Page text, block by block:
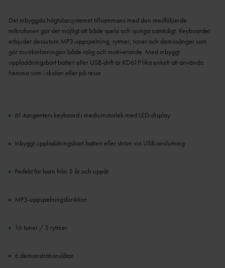
Det inbyggda högtalarsystemet tillsammans med den medföljande
mikrofonen gör det möjligt att både spela och sjunga samtidigt. Keyboardet
erbjuder dessutom MP3-uppspelning, rytmer, toner och demosånger som
gör musikinlärningen både rolig och motiverande. Med inbyggt
uppladdningsbart batteri eller USB-drift är KD61P lika enkelt att använda
hemma som i skolan eller på resor.
61-tangenters keyboard i mediumstorlek med LED-display
Inbyggt uppladdningsbart batteri eller ström via USB-anslutning
Perfekt för barn från 5 år och uppåt
MP3-uppspelningsfunktion
16 toner / 5 rytmer
6 demonstrationslåtar